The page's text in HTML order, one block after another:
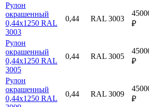
Рулон
окрашенный
0,44х1250 RAL
3003
0,44 RAL 3003
₽
Рулон
окрашенный
0,44х1250 RAL
3005
0,44 RAL 3005
₽
Рулон
окрашенный
0,44х1250 RAL
0,44 RAL 3009
₽